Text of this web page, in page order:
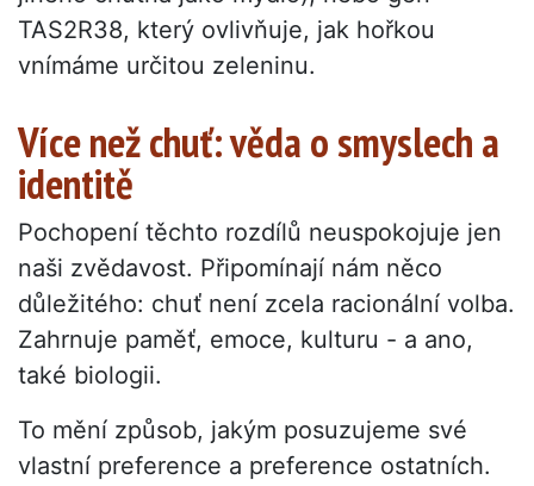
TAS2R38, který ovlivňuje, jak hořkou
vnímáme určitou zeleninu.
Více než chuť: věda o smyslech a
identitě
Pochopení těchto rozdílů neuspokojuje jen
naši zvědavost. Připomínají nám něco
důležitého: chuť není zcela racionální volba.
Zahrnuje paměť, emoce, kulturu - a ano,
také biologii.
To mění způsob, jakým posuzujeme své
vlastní preference a preference ostatních.